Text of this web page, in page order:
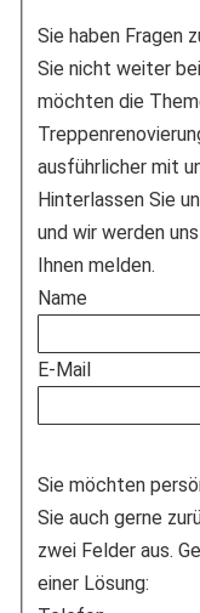
Sie haben Fragen
Sie nicht weiter
möchten die
ausführlicher mit
Hinterlassen Sie
und wir werden
Ihnen melden.
Name
E-Mail
Sie möchten
Sie auch gerne
zwei Felder aus.
einer Lösung: